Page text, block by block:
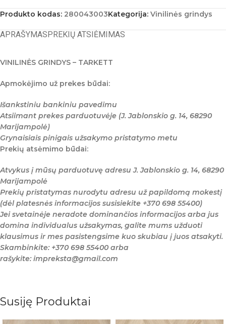
Produkto kodas: 280043003Kategorija: Vinilinės grindys
APRAŠYMASPREKIŲ ATSIĖMIMAS
VINILINĖS GRINDYS – TARKETT
Apmokėjimo už prekes būdai:
Išankstiniu bankiniu pavedimu
Atsiimant prekes parduotuvėje (J. Jablonskio g. 14, 68290
Marijampolė)
Grynaisiais pinigais užsakymo pristatymo metu
Prekių atsėmimo būdai:
Atvykus į mūsų parduotuvę adresu J. Jablonskio g. 14, 68290
Marijampolė
Prekių pristatymas nurodytu adresu už papildomą mokestį
(dėl platesnės informacijos susisiekite +370 698 55400)
Jei svetainėje neradote dominančios informacijos arba jus
domina individualus užsakymas, galite mums užduoti
klausimus ir mes pasistengsime kuo skubiau į juos atsakyti.
Skambinkite: +370 698 55400 arba
rašykite: impreksta@gmail.com
Susiję Produktai